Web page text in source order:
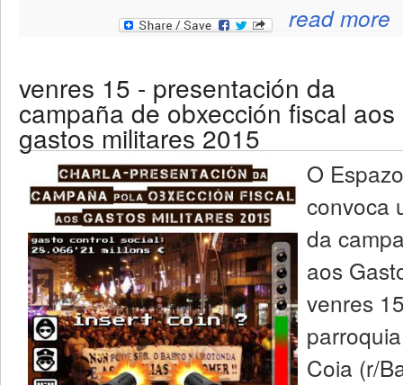
read more
venres 15 - presentación da
campaña de obxección fiscal aos
gastos militares 2015
O
convoca
da
aos
venres
Coia (r/